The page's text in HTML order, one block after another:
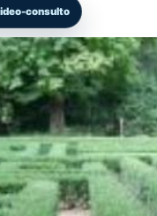
consulto